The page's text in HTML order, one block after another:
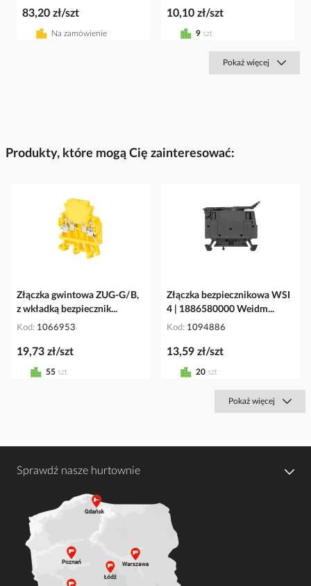
83,20 zł/szt
Na zamówienie
10,10 zł/szt
9 szt
Pokaż więcej
Produkty, które mogą Cię zainteresować:
Złączka gwintowa ZUG-G/B,
z wkładką bezpiecznik...
Kod 1066953
19,73 zł/szt
55 szt
Złączka bezpiecznikowa WSI
4 | 1886580000 Weidm...
Kod 1094886
13,59 zł/szt
20 szt
Pokaż więcej
Sprawdź nasze hurtownie